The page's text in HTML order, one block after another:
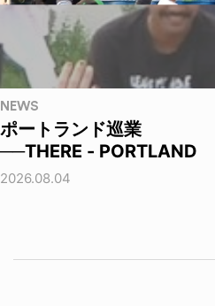
NEWS
ポートランド巡業
──THERE - PORTLAND
2026.08.04